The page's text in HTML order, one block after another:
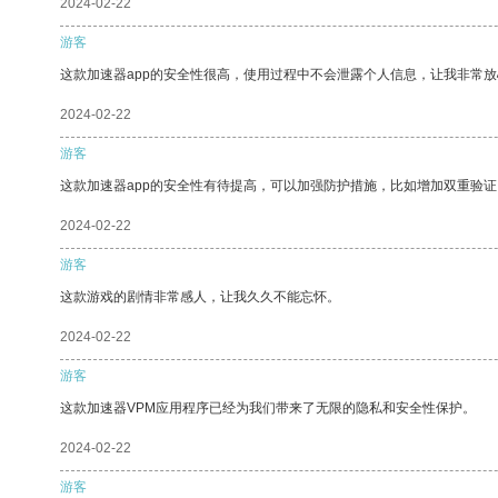
2024-02-22
游客
这款加速器app的安全性很高，使用过程中不会泄露个人信息，让我非常
2024-02-22
游客
这款加速器app的安全性有待提高，可以加强防护措施，比如增加双重验
2024-02-22
游客
这款游戏的剧情非常感人，让我久久不能忘怀。
2024-02-22
游客
这款加速器VPM应用程序已经为我们带来了无限的隐私和安全性保护。
2024-02-22
游客